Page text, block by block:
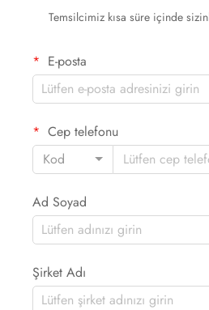
Temsilcimiz kısa süre içinde
E-posta
Cep telefonu
Kod
Ad Soyad
Şirket Adı